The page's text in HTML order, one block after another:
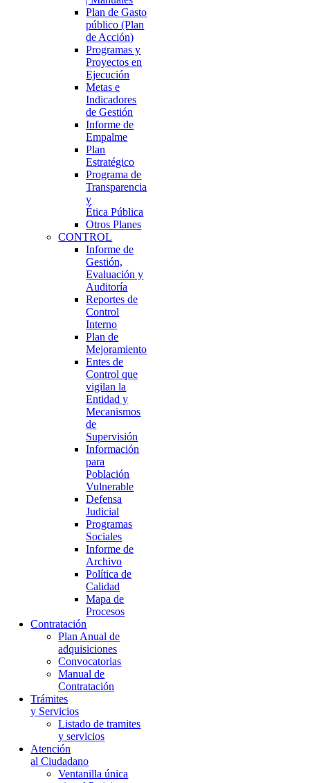
Plan de Gasto
público (Plan
de Acción)
Programas y
Proyectos en
Ejecución
Metas e
Indicadores
de Gestión
Informe de
Empalme
Plan
Estratégico
Programa de
Transparencia
y
Ética Pública
Otros Planes
CONTROL
Informe de
Gestión,
Evaluación y
Auditoría
Reportes de
Control
Interno
Plan de
Mejoramiento
Entes de
Control que
vigilan la
Entidad y
Mecanismos
de
Supervisión
Información
para
Población
Vulnerable
Defensa
Judicial
Programas
Sociales
Informe de
Archivo
Política de
Calidad
Mapa de
Procesos
Contratación
Plan Anual de
adquisiciones
Convocatorias
Manual de
Contratación
Trámites
y Servicios
Listado de tramites
y servicios
Atención
al Ciudadano
Ventanilla única